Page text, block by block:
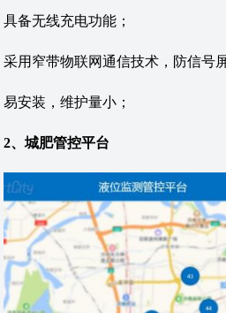
具备无线充电功能；
采用窄带物联网通信技术，防信号
易安装，维护量小；
2、城肥管控平台